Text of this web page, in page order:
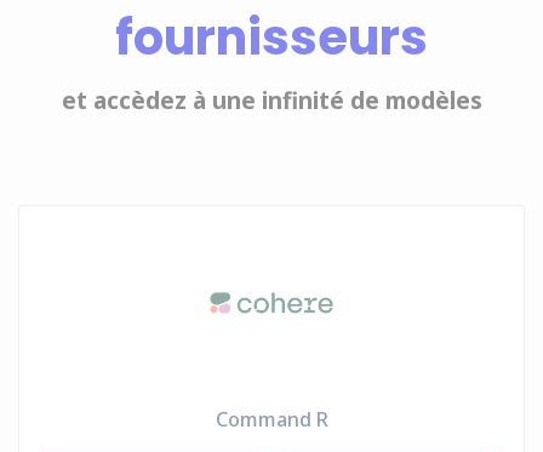
fournisseurs
et accèdez à une infinité de modèles
Command R